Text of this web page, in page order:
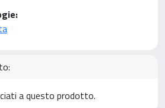
a questo prodotto.